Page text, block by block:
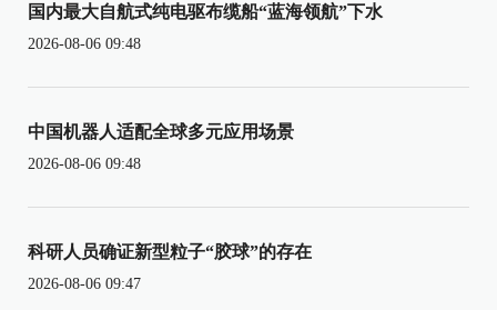
国内最大自航式纯电驱布缆船“蓝海领航”下水
2026-08-06 09:48
中国机器人适配全球多元应用场景
2026-08-06 09:48
科研人员确证新型粒子“胶球”的存在
2026-08-06 09:47